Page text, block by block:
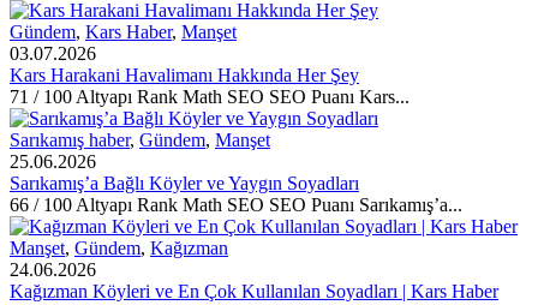
Gündem, Kars Haber, Manşet
03.07.2026
Kars Harakani Havalimanı Hakkında Her Şey
71 / 100 Altyapı Rank Math SEO SEO Puanı Kars...
Sarıkamış haber, Gündem, Manşet
25.06.2026
Sarıkamış’a Bağlı Köyler ve Yaygın Soyadları
66 / 100 Altyapı Rank Math SEO SEO Puanı Sarıkamış’a...
Manşet, Gündem, Kağızman
24.06.2026
Kağızman Köyleri ve En Çok Kullanılan Soyadları | Kars Haber